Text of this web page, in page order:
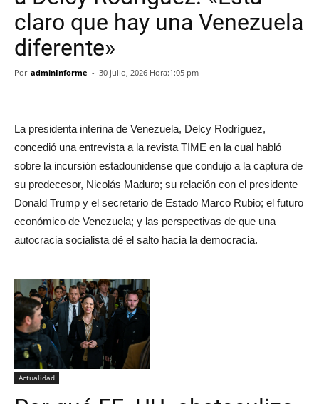
claro que hay una Venezuela
diferente»
Por adminInforme - 30 julio, 2026 Hora:1:05 pm
La presidenta interina de Venezuela, Delcy Rodríguez,
concedió una entrevista a la revista TIME en la cual habló
sobre la incursión estadounidense que condujo a la captura de
su predecesor, Nicolás Maduro; su relación con el presidente
Donald Trump y el secretario de Estado Marco Rubio; el futuro
económico de Venezuela; y las perspectivas de que una
autocracia socialista dé el salto hacia la democracia.
Actualidad